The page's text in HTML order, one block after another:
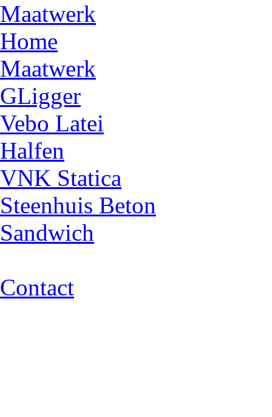
Maatwerk
Home
Maatwerk
GLigger
Vebo Latei
Halfen
VNK Statica
Steenhuis Beton
Sandwich
Contact